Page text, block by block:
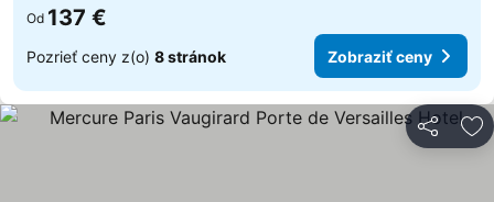
Od 137 €
Pozrieť ceny z(o) 8 stránok Zobraziť ceny
Zdieľať